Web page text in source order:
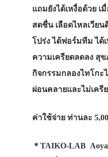
แถมยังได้เหงื่อด้วย เ
สดชื่น เลือดไหลเวีย
โปร่ง ได้ฟอร์มทีม ได้
ความเครียดลดลง สุ
กิจกรรมกลองไทโกะ
ผ่อนคลายและไม่เครี
ค่าใช้จ่าย ท่านละ
＊TAIKO-LAB